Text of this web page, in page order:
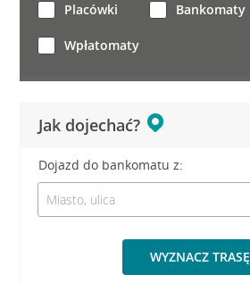
Jak dojechać?
Dojazd do bankomatu z:
WYZNACZ TRASĘ
Placówki Bankomaty
Wpłatomaty